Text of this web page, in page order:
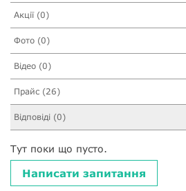
Акції (0)
Фото (0)
Відео (0)
Прайс (26)
Відповіді (0)
Тут поки що пусто.
Написати запитання